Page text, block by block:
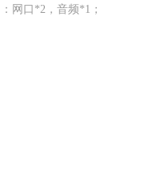
网口*2，音频*1；